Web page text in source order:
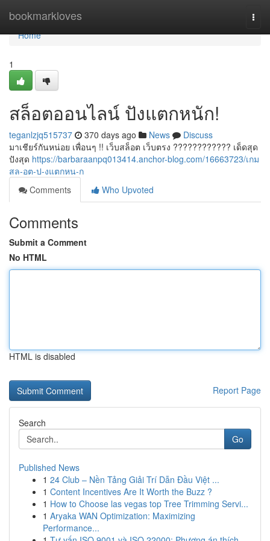
bookmarkloves
Home
Home
1
สล็อตออนไลน์ ปังแตกหนัก!
teganlzjq515737 370 days ago News
Discuss
มาเชียร์กันหน่อย เพื่อนๆ !! เว็บสล็อต เว็บตรง ???????????? เด็ดสุด
ปังสุด https://barbaraanpq013414.anchor-blog.com/16663723/เกม
สล-อต-ป-งแตกหน-ก
Comments
Who Upvoted
Comments
Submit a Comment
No HTML
HTML is disabled
Report Page
Search
Go
Published News
1 24 Club – Nền Tảng Giải Trí Dẫn Đầu Việt ...
1 Content Incentives Are It Worth the Buzz ?
1 How to Choose las vegas top Tree Trimming Servi...
1 Aryaka WAN Optimization: Maximizing
Performance...